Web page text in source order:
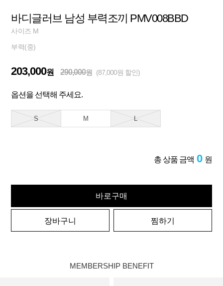
바디글러브 남성 부력조끼 PMV008BBD
사이즈 M
부력(중)
203,000원 290,000원 (87,000원 할인)
옵션을 선택해 주세요.
S M L
총 상품 금액 0 원
바로구매
장바구니 찜하기
MEMBERSHIP BENEFIT